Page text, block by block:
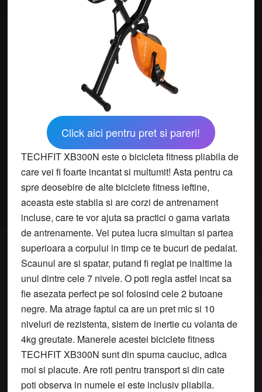
Click aici pentru pret si pareri!
TECHFIT XB300N este o bicicleta fitness pliabila de
care vei fi foarte incantat si multumit! Asta pentru ca
spre deosebire de alte biciclete fitness ieftine,
aceasta este stabila si are corzi de antrenament
incluse, care te vor ajuta sa practici o gama variata
de antrenamente. Vei putea lucra simultan si partea
superioara a corpului in timp ce te bucuri de pedalat.
Scaunul are si spatar, putand fi reglat pe inaltime la
unul dintre cele 7 nivele. O poti regla astfel incat sa
fie asezata perfect pe sol folosind cele 2 butoane
negre. Ma atrage faptul ca are un pret mic si 10
niveluri de rezistenta, sistem de inertie cu volanta de
4kg greutate. Manerele acestei biciclete fitness
TECHFIT XB300N sunt din spuma cauciuc, adica
moi si placute. Are roti pentru transport si din cate
poti observa in numele ei este inclusiv pliabila.